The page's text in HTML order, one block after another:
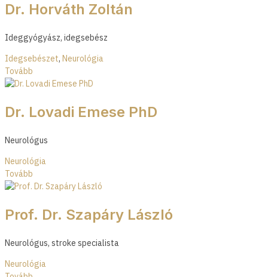
Dr. Horváth Zoltán
Ideggyógyász, idegsebész
Idegsebészet, Neurológia
Tovább
Dr. Lovadi Emese PhD
Neurológus
Neurológia
Tovább
Prof. Dr. Szapáry László
Neurológus, stroke specialista
Neurológia